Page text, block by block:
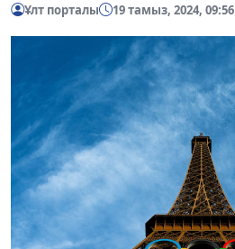
Ұлт порталы 19 тамыз, 2024, 09:56